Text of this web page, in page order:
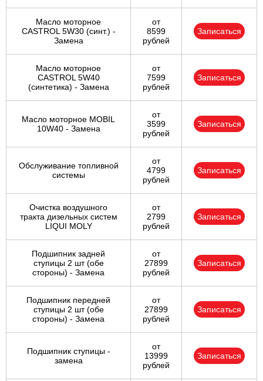
Масло моторное
CASTROL 5W30 (синт.) -
Замена
от
8599
рублей
Записаться
Масло моторное
CASTROL 5W40
(синтетика) - Замена
от
7599
рублей
Записаться
Масло моторное MOBIL
10W40 - Замена
от
3599
рублей
Записаться
Обслуживание топливной
системы
от
4799
рублей
Записаться
Очистка воздушного
тракта дизельных систем
LIQUI MOLY
от
2799
рублей
Записаться
Подшипник задней
ступицы 2 шт (обе
стороны) - Замена
от
27899
рублей
Записаться
Подшипник передней
ступицы 2 шт (обе
стороны) - Замена
от
27899
рублей
Записаться
Подшипник ступицы -
замена
от
13999
рублей
Записаться